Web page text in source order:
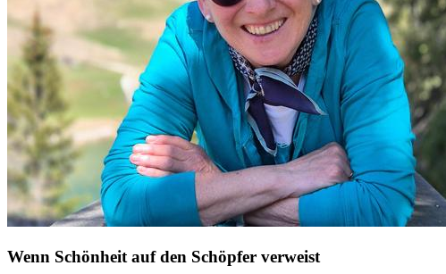
Wenn Schönheit auf den Schöpfer verweist